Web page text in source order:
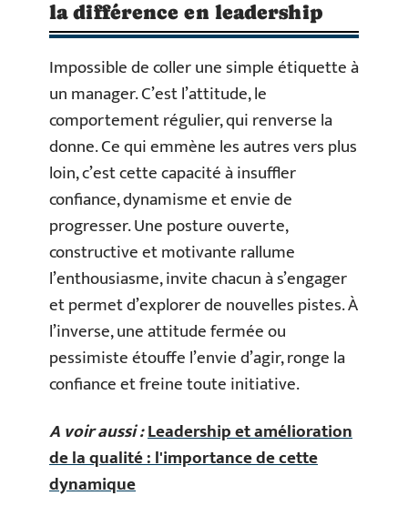
la différence en leadership
Impossible de coller une simple étiquette à
un manager. C’est l’attitude, le
comportement régulier, qui renverse la
donne. Ce qui emmène les autres vers plus
loin, c’est cette capacité à insuffler
confiance, dynamisme et envie de
progresser. Une posture ouverte,
constructive et motivante rallume
l’enthousiasme, invite chacun à s’engager
et permet d’explorer de nouvelles pistes. À
l’inverse, une attitude fermée ou
pessimiste étouffe l’envie d’agir, ronge la
confiance et freine toute initiative.
A voir aussi :Leadership et amélioration
de la qualité : l'importance de cette
dynamique